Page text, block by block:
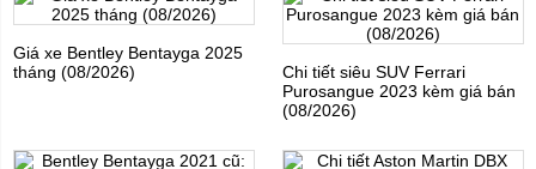
Giá xe Bentley Bentayga 2025
tháng (08/2026)
Chi tiết siêu SUV Ferrari
Purosangue 2023 kèm giá bán
(08/2026)